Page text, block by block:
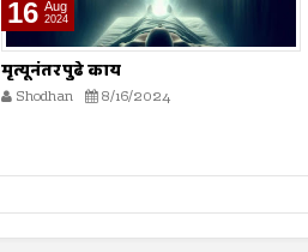
16 Aug
2024
भारतीय स्वातंत्र्य लढ्यातील स्त्रियांचे
योगदान